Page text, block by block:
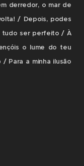
derredor, o mar de
/ Depois, podes
tudo ser perfeito / À
o lume do teu
Para a minha ilusão